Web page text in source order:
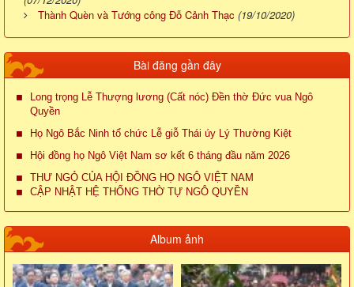
Thành Quèn và Tướng công Đỗ Cảnh Thạc (19/10/2020)
Bài đăng gần đây
Long trọng Lễ Thượng lương (Cất nóc) Đền thờ Đức vua Ngô
Quyền
Họ Ngô Bắc Ninh tổ chức Lễ giỗ Thái úy Lý Thường Kiệt
Hội đồng họ Ngô Việt Nam sơ kết 6 tháng đầu năm 2026
THƯ NGỎ CỦA HỘI ĐỒNG HỌ NGÔ VIỆT NAM
CẬP NHẬT HỆ THỐNG THỜ TỰ NGÔ QUYỀN
Album ảnh